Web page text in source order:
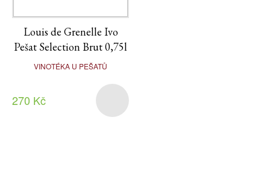
Louis de Grenelle Ivo
Pešat Selection Brut 0,75l
VINOTÉKA U PEŠATŮ
270 Kč